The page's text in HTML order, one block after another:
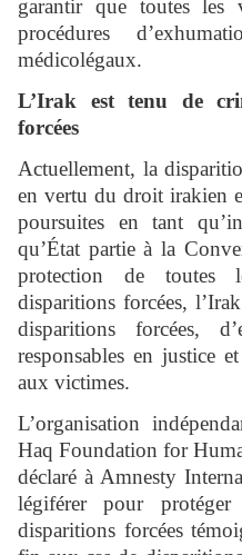
garantir que toutes les
procédures
médicolégaux.
L’Irak est tenu de
forcées
Actuellement, la
en vertu du droit irakien
poursuites en tant
qu’État partie à la
protection de toutes
disparitions forcées,
disparitions forcées,
responsables en justice
aux victimes.
L’organisation
Haq Foundation for
déclaré à Amnesty
légiférer pour
disparitions forcées